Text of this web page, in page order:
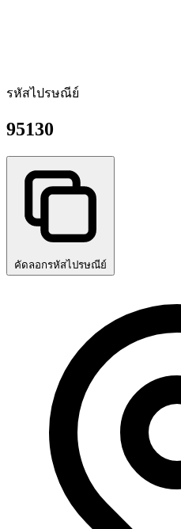
รหัสไปรษณีย์
95130
คัดลอกรหัสไปรษณีย์